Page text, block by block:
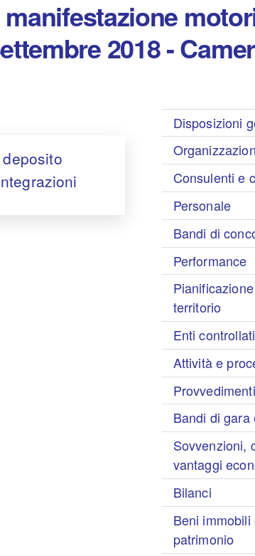
2018 -
Disposizioni
Consulenti e
Personale
Bandi di
Performance
territorio
Enti controllati
Attività e
Provvedimenti
Bandi di gara
Sovvenzioni,
vantaggi
Bilanci
Beni
patrimonio